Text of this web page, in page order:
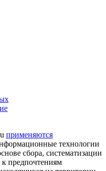
применяются
технологии
сбора, систематизации
к предпочтениям